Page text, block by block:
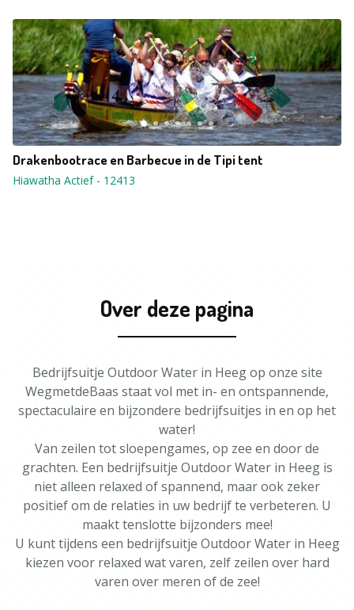
Drakenbootrace en Barbecue in de Tipi tent
Hiawatha Actief- 12413
Over deze pagina
Bedrijfsuitje Outdoor Water in Heeg op onze site
WegmetdeBaas staat vol met in- en ontspannende,
spectaculaire en bijzondere bedrijfsuitjes in en op het
water!
Van zeilen tot sloepengames, op zee en door de
grachten. Een bedrijfsuitje Outdoor Water in Heeg is
niet alleen relaxed of spannend, maar ook zeker
positief om de relaties in uw bedrijf te verbeteren. U
maakt tenslotte bijzonders mee!
U kunt tijdens een bedrijfsuitje Outdoor Water in Heeg
kiezen voor relaxed wat varen, zelf zeilen over hard
varen over meren of de zee!